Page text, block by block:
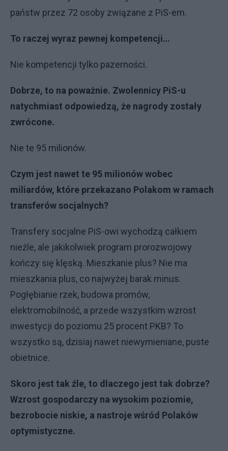
państw przez 72 osoby związane z PiS-em.
To raczej wyraz pewnej kompetencji…
Nie kompetencji tylko pazerności.
Dobrze, to na poważnie. Zwolennicy PiS-u
natychmiast odpowiedzą, że nagrody zostały
zwrócone.
Nie te 95 milionów.
Czym jest nawet te 95 milionów wobec
miliardów, które przekazano Polakom w ramach
transferów socjalnych?
Transfery socjalne PiS-owi wychodzą całkiem
nieźle, ale jakikolwiek program prorozwojowy
kończy się klęską. Mieszkanie plus? Nie ma
mieszkania plus, co najwyżej barak minus.
Pogłębianie rzek, budowa promów,
elektromobilność, a przede wszystkim wzrost
inwestycji do poziomu 25 procent PKB? To
wszystko są, dzisiaj nawet niewymieniane, puste
obietnice.
Skoro jest tak źle, to dlaczego jest tak dobrze?
Wzrost gospodarczy na wysokim poziomie,
bezrobocie niskie, a nastroje wśród Polaków
optymistyczne.